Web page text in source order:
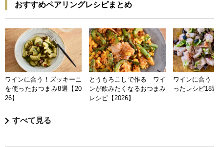
おすすめペアリングレシピまとめ
ワインに合う！ズッキーニ
を使ったおつまみ8選【20
26】
とうもろこしで作る ワイ
ンが飲みたくなるおつまみ
レシピ【2026】
ワインに合う
ったレシピ18
すべて見る